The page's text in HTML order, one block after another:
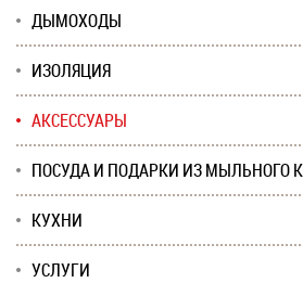
ДЫМОХОДЫ
ИЗОЛЯЦИЯ
АКСЕССУАРЫ
ПОСУДА И ПОДАРКИ ИЗ МЫЛЬНОГО
КУХНИ
УСЛУГИ